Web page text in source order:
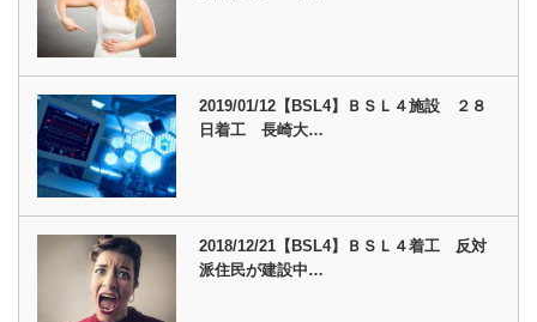
2019/01/12【BSL4】ＢＳＬ４施設 ２８
日着工 長崎大…
2018/12/21【BSL4】ＢＳＬ４着工 反対
派住民が建設中…